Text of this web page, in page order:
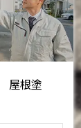
屋根塗